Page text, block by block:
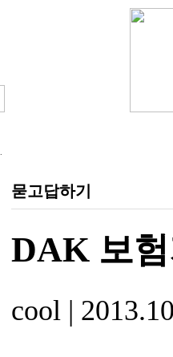
묻고답하기
DAK 보
cool |